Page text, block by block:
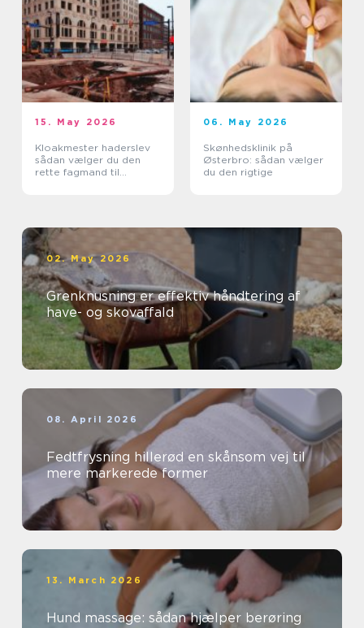
15. May 2026
Kloakmester haderslev
sådan vælger du den
rette fagmand til
06. May 2026
Skønhedsklinik på
Østerbro: sådan vælger
du den rigtige
02. May 2026
Grenknusning er effektiv håndtering af
have- og skovaffald
08. April 2026
Fedtfrysning hillerød en skånsom vej til
mere markerede former
13. March 2026
Hund massage: sådan hjælper berøring